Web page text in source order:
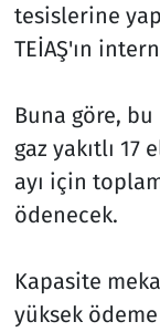
tesislerine
TEİAŞ'ın
Buna göre,
gaz yakıtlı
ayı için
ödenecek.
Kapasite
yüksek
Televizyon